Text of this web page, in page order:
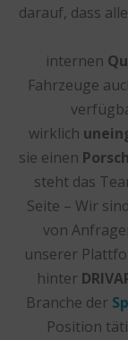
darauf, dass alle
internen
Fahrzeuge
wirklich
sie einen
steht das
Seite – Wir
von
unserer
hinter
Branche der
Position